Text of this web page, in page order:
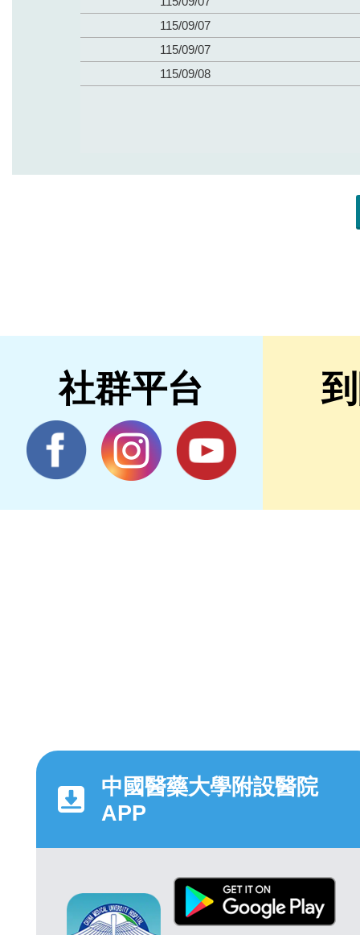
社群平台
中國醫藥大學附設醫院
APP